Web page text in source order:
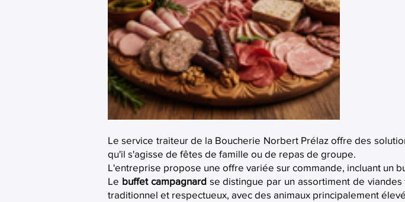
Le service traiteur de la Boucherie Norbert Prélaz offre des
qu'il s'agisse de fêtes de famille ou de repas de groupe.
L'entreprise propose une offre variée sur commande, incluant un
Le buffet campagnardse distingue par un assortiment de
traditionnel et respectueux, avec des animaux principalement